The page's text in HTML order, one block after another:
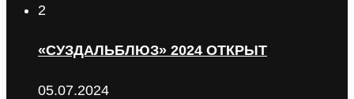
2
«СУЗДАЛЬБЛЮЗ» 2024 ОТКРЫТ
05.07.2024